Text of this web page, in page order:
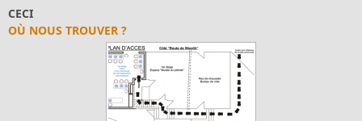
NOUS TROUVER ?